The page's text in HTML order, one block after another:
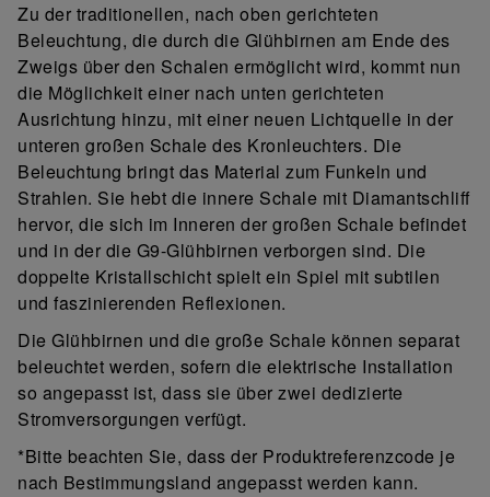
Zu der traditionellen, nach oben gerichteten
Beleuchtung, die durch die Glühbirnen am Ende des
Zweigs über den Schalen ermöglicht wird, kommt nun
die Möglichkeit einer nach unten gerichteten
Ausrichtung hinzu, mit einer neuen Lichtquelle in der
unteren großen Schale des Kronleuchters. Die
Beleuchtung bringt das Material zum Funkeln und
Strahlen. Sie hebt die innere Schale mit Diamantschliff
hervor, die sich im Inneren der großen Schale befindet
und in der die G9-Glühbirnen verborgen sind. Die
doppelte Kristallschicht spielt ein Spiel mit subtilen
und faszinierenden Reflexionen.
Die Glühbirnen und die große Schale können separat
beleuchtet werden, sofern die elektrische Installation
so angepasst ist, dass sie über zwei dedizierte
Stromversorgungen verfügt.
*Bitte beachten Sie, dass der Produktreferenzcode je
nach Bestimmungsland angepasst werden kann.